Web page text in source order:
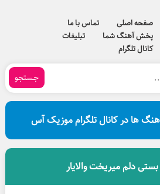
صفحه اصلی
تماس با ما
پخش آهنگ شما
تبلیغات
کانال تلگرام
جستجو
ها در کانال تلگرام موزیک آس
دلم میریخت والایار